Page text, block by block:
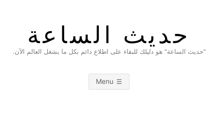
حديث الساعة
"حديث الساعة" هو دليلك للبقاء على اطلاع دائم بكل ما يشغل العالم الآن.
Menu